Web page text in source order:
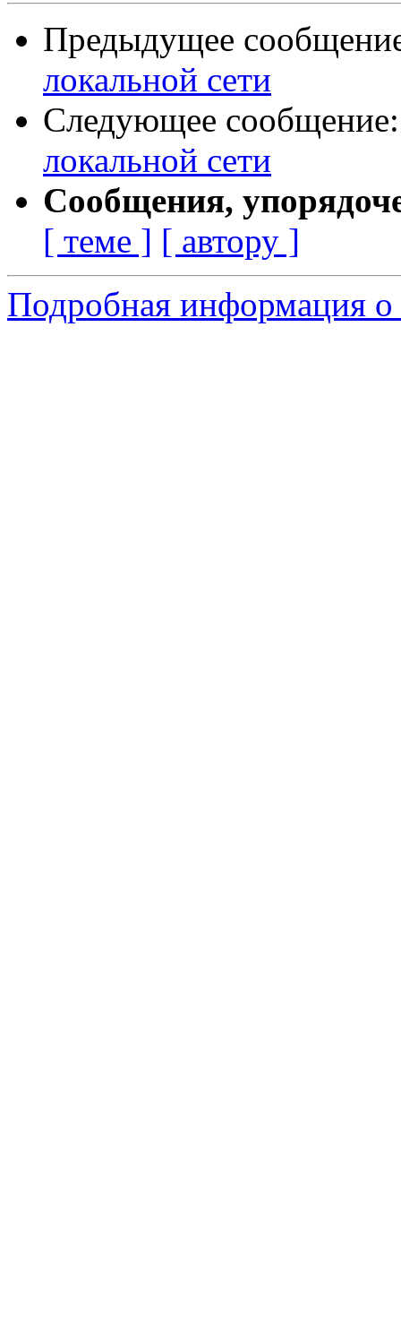
Предыдущее
локальной сети
Следующее
локальной сети
Сообщения,
[ теме ] [ автору ]
Подробная информация